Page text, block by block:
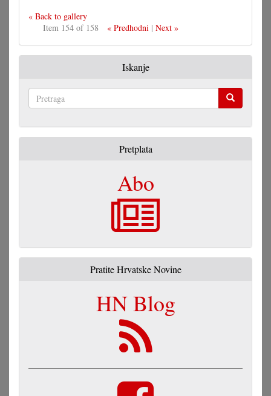
« Back to gallery
Item 154 of 158
« Predhodni| Next »
Iskanje
Pretplata
Abo
Pratite Hrvatske Novine
HN Blog